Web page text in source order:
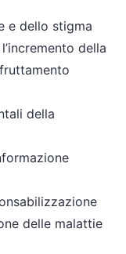
e dello stigma
della
della
delle malattie